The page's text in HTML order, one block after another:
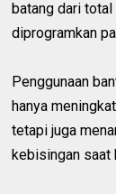
batang dari
diprogramkan
Penggunaan
hanya
tetapi juga
kebisingan saat